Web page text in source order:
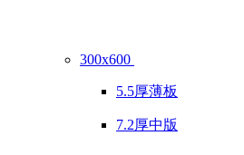
300x600
5.5厚薄板
7.2厚中版